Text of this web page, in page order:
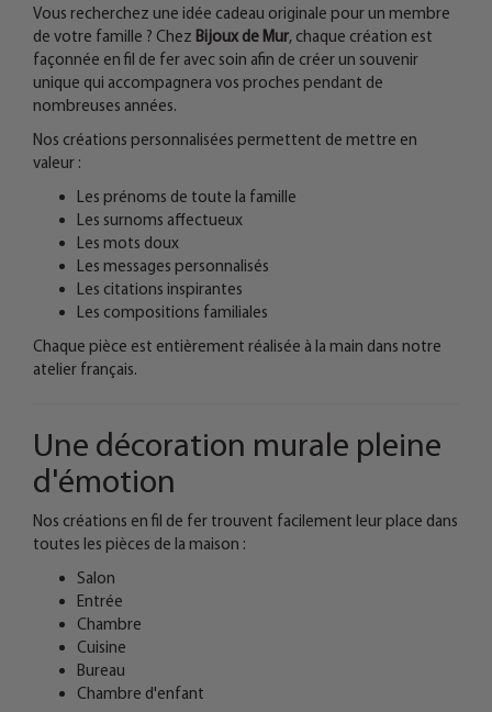
Vous recherchez une idée cadeau originale pour un membre
de votre famille ? Chez Bijoux de Mur, chaque création est
façonnée en fil de fer avec soin afin de créer un souvenir
unique qui accompagnera vos proches pendant de
nombreuses années.
Nos créations personnalisées permettent de mettre en
valeur :
Les prénoms de toute la famille
Les surnoms affectueux
Les mots doux
Les messages personnalisés
Les citations inspirantes
Les compositions familiales
Chaque pièce est entièrement réalisée à la main dans notre
atelier français.
Une décoration murale pleine
d'émotion
Nos créations en fil de fer trouvent facilement leur place dans
toutes les pièces de la maison :
Salon
Entrée
Chambre
Cuisine
Bureau
Chambre d'enfant